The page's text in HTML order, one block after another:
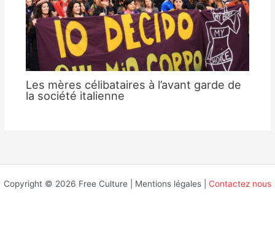
Les mères célibataires à l’avant garde de
la société italienne
Copyright © 2026 Free Culture | Mentions légales | Contactez nous